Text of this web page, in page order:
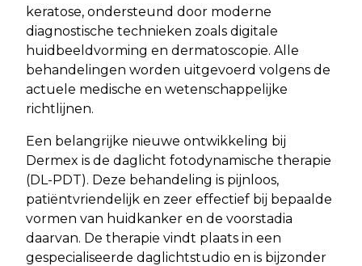
keratose, ondersteund door moderne
diagnostische technieken zoals digitale
huidbeeldvorming en dermatoscopie. Alle
behandelingen worden uitgevoerd volgens de
actuele medische en wetenschappelijke
richtlijnen.
Een belangrijke nieuwe ontwikkeling bij
Dermex is de daglicht fotodynamische therapie
(DL-PDT). Deze behandeling is pijnloos,
patiëntvriendelijk en zeer effectief bij bepaalde
vormen van huidkanker en de voorstadia
daarvan. De therapie vindt plaats in een
gespecialiseerde daglichtstudio en is bijzonder